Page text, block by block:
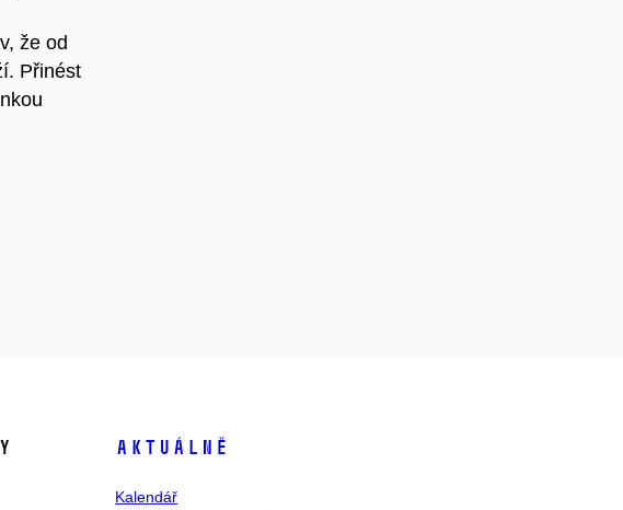
že od
Přinést
Aktuálně
Kalendář